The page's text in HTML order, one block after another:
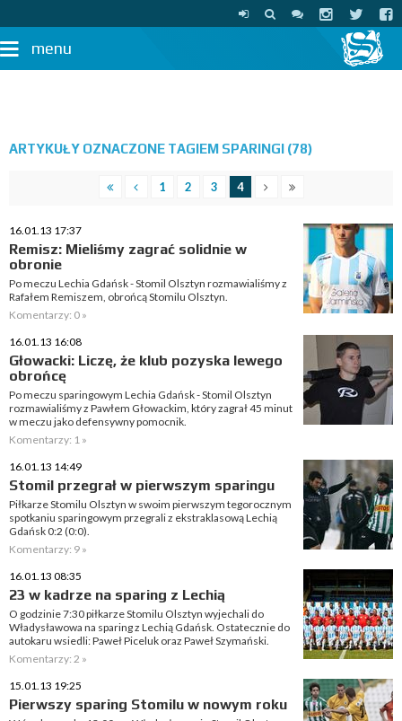
menu
ARTYKUŁY OZNACZONE TAGIEM SPARINGI (78)
1 2 3 4
16.01.13 17:37
Remisz: Mieliśmy zagrać solidnie w
obronie
Po meczu Lechia Gdańsk - Stomil Olsztyn rozmawialiśmy z
Rafałem Remiszem, obrońcą Stomilu Olsztyn.
Komentarzy: 0 »
16.01.13 16:08
Głowacki: Liczę, że klub pozyska lewego
obrońcę
Po meczu sparingowym Lechia Gdańsk - Stomil Olsztyn
rozmawialiśmy z Pawłem Głowackim, który zagrał 45 minut
w meczu jako defensywny pomocnik.
Komentarzy: 1 »
16.01.13 14:49
Stomil przegrał w pierwszym sparingu
Piłkarze Stomilu Olsztyn w swoim pierwszym tegorocznym
spotkaniu sparingowym przegrali z ekstraklasową Lechią
Gdańsk 0:2 (0:0).
Komentarzy: 9 »
16.01.13 08:35
23 w kadrze na sparing z Lechią
O godzinie 7:30 piłkarze Stomilu Olsztyn wyjechali do
Władysławowa na sparing z Lechią Gdańsk. Ostatecznie do
autokaru wsiedli: Paweł Piceluk oraz Paweł Szymański.
Komentarzy: 2 »
15.01.13 19:25
Pierwszy sparing Stomilu w nowym roku